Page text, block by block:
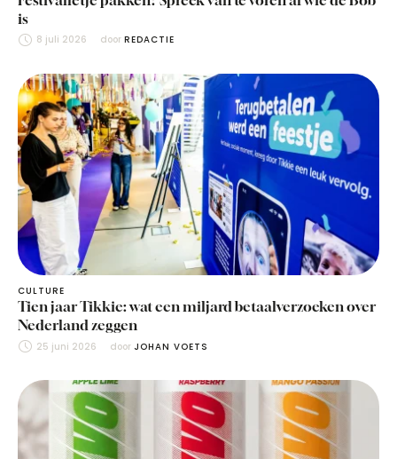
is
8 juli 2026 door REDACTIE
CULTURE
Tien jaar Tikkie: wat een miljard betaalverzoeken over
Nederland zeggen
25 juni 2026 door JOHAN VOETS